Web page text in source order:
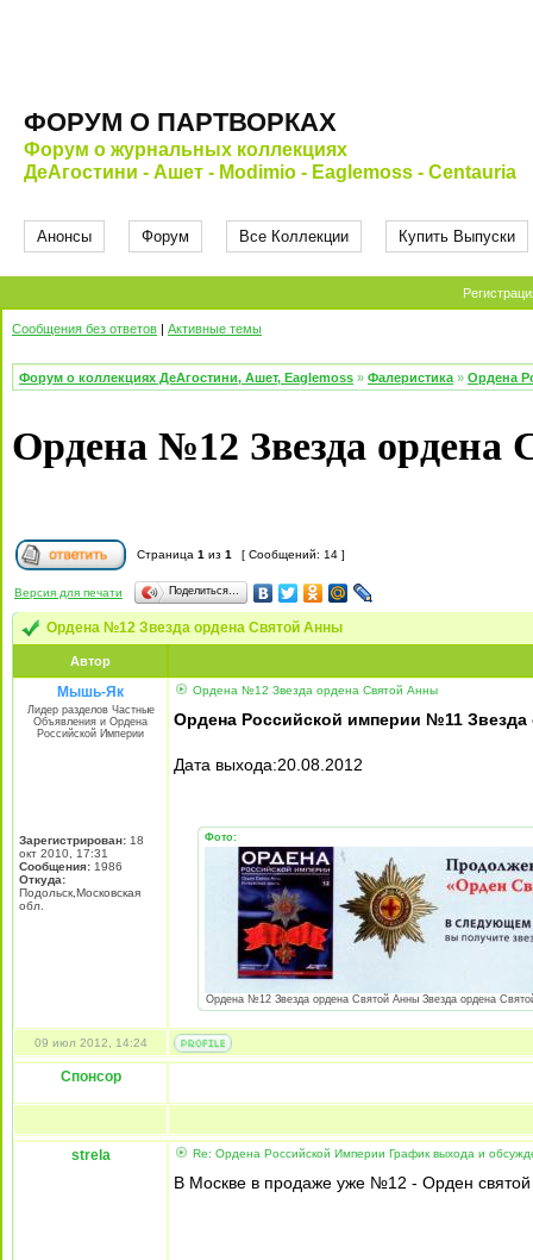
ФОРУМ О ПАРТВОРКАХ
Форум о журнальных коллекциях
ДеАгостини - Ашет - Modimio - Eaglemoss - Centauria
Анонсы Форум Все Коллекции Купить Выпуски
Сообщения без ответов | Активные темы
Форум о коллекциях ДеАгостини, Ашет, Eaglemoss » Фалеристика » Ордена
Ордена №12 Звезда
Страница 1 из 1 [ Сообщений: 14 ]
Версия для печати Поделиться…
Ордена №12 Звезда ордена Святой Анны
Автор
Мышь-Як
Лидер разделов Частные
Объявления и Ордена
Российской Империи
Зарегистрирован: 18
окт 2010, 17:31
Сообщения: 1986
Откуда:
Подольск,Московская
обл.
Ордена №12 Звезда ордена Святой Анны
Ордена Российской империи №11
Дата выхода:20.08.2012
Фото:
Ордена №12 Звезда ордена Святой Анны Звезда ордена
09 июл 2012, 14:24
Спонсор
strela Re: Ордена Российской Империи График выхода и
В Москве в продаже уже №12 - Орден